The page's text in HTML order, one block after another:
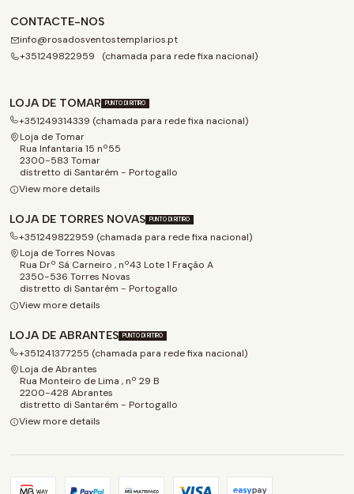
CONTACTE-NOS
info@rosadosventostemplarios.pt
+351249822959 (chamada para rede fixa nacional)
LOJA DE TOMAR PUNTO DI RITIRO
+351249314339 (chamada para rede fixa nacional)
Loja de Tomar
Rua Infantaria 15 nº55
2300-583 Tomar
distretto di Santarém - Portogallo
View more details
LOJA DE TORRES NOVAS PUNTO DI RITIRO
+351249822959 (chamada para rede fixa nacional)
Loja de Torres Novas
Rua Drº Sá Carneiro , nº43 Lote 1 Fração A
2350-536 Torres Novas
distretto di Santarém - Portogallo
View more details
LOJA DE ABRANTES PUNTO DI RITIRO
+351241377255 (chamada para rede fixa nacional)
Loja de Abrantes
Rua Monteiro de Lima , nº 29 B
2200-428 Abrantes
distretto di Santarém - Portogallo
View more details